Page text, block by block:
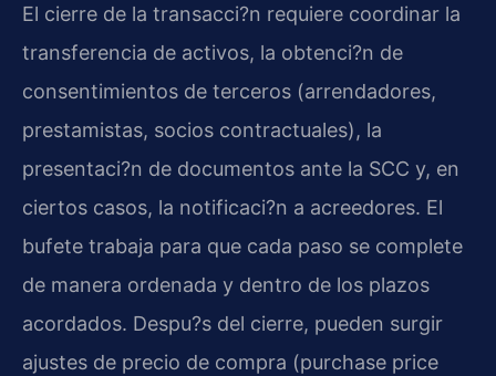
El cierre de la transacci?n requiere coordinar la
transferencia de activos, la obtenci?n de
consentimientos de terceros (arrendadores,
prestamistas, socios contractuales), la
presentaci?n de documentos ante la SCC y, en
ciertos casos, la notificaci?n a acreedores. El
bufete trabaja para que cada paso se complete
de manera ordenada y dentro de los plazos
acordados. Despu?s del cierre, pueden surgir
ajustes de precio de compra (purchase price